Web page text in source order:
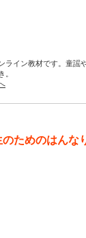
ライン教材です。童謡
。
のためのはんな